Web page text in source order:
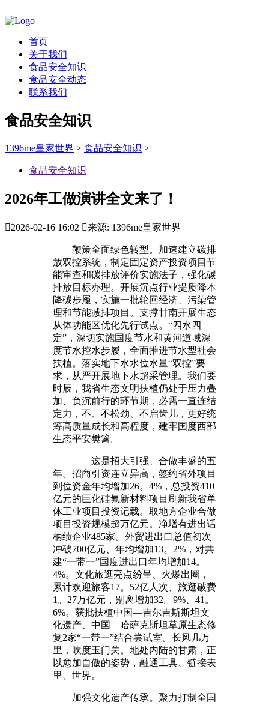
首页
关于我们
食品安全知识
食品安全动态
联系我们
食品安全知识
1396me皇家世界 > 食品安全知识 >
食品安全知识
2026年工做演讲全文来了！
2026-02-16 16:02 来源: 1396me皇家世界
鞭策全面绿色转型。加速建立碳排
放双控系统，制定固定资产投资项目节
能审查和碳排放评价实施法子，强化碳
排放目标办理。开展沉点行业提质降本
降碳步履，实施一批轮回经济、污染管
理和节能减排项目。支撑甘南开展生态
从体功能区优化先行试点。“四水四
定”，深切实施国度节水和黄河道域深
度节水控水步履，全面推进节水型社会
扶植。落实地下水水位水量“双控”要
求，从严开展地下水超采管理。我们要
时辰，我省生态文明扶植仍处于压力叠
加、负沉前行的环节期，必需一直连结
定力，不、不松劲、不启齿儿，更好统
筹高质量成长和高程度，建牢国度西部
生态平安樊篱。
——这是招大引强、合做丰盛的五
年。招商引资连立异高，签约省外项目
到位资金年均增加26。4%，总投资410
亿元的巨化硅氟新材料项目刷新我省单
体工业项目投资记载。取地方企业合做
项目投资规模超万亿元。净增有进出话
柄绩企业485家。外贸进出口总值初次
冲破700亿元、年均增加13。2%，对共
建“一带一”国度进出口年均增加14。
4%。文化旅逛亮点纷呈、火爆出圈，
累计欢迎旅客17。52亿人次、旅逛破费
1。27万亿元，别离增加32。9%、41。
6%。获批扶植中国—吉尔吉斯斯坦文
化遗产、中国—哈萨克斯坦草原生态修
复2家“一带一”结合尝试室。长风几万
里，吹度玉门关。地处内陆的甘肃，正
以愈加自傲的姿势，融通工具、链接表
里、世界。
加强文化遗产传承。聚力打制全国